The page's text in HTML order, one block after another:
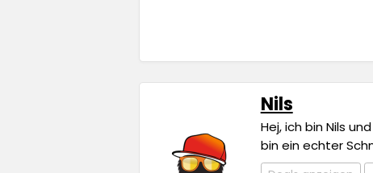
Nils
Hej, ich bin Nils
bin ein echter